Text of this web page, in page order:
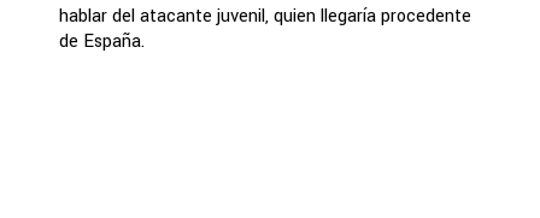
hablar del atacante juvenil, quien llegaría procedente
de España.